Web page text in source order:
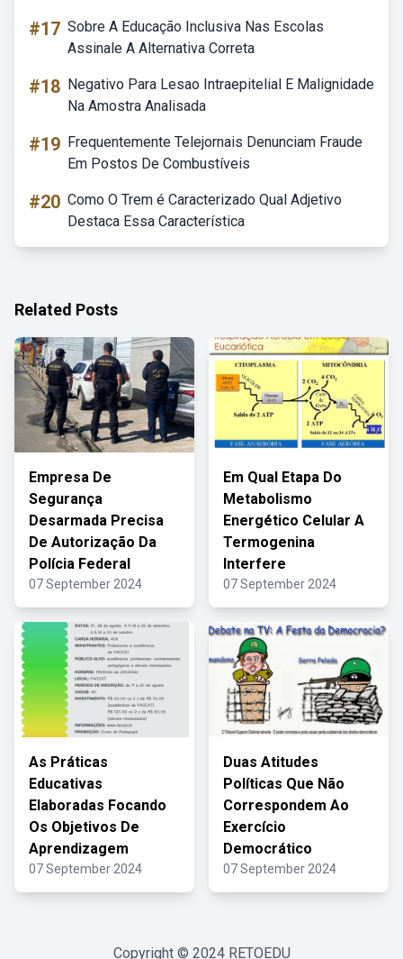
#17 Sobre A Educação Inclusiva Nas Escolas
Assinale A Alternativa Correta
#18 Negativo Para Lesao Intraepitelial E Malignidade
Na Amostra Analisada
#19 Frequentemente Telejornais Denunciam Fraude
Em Postos De Combustíveis
#20 Como O Trem é Caracterizado Qual Adjetivo
Destaca Essa Característica
Related Posts
Empresa De
Segurança
Desarmada Precisa
De Autorização Da
Polícia Federal
07 September 2024
Em Qual Etapa Do
Metabolismo
Energético Celular A
Termogenina
Interfere
07 September 2024
As Práticas
Educativas
Elaboradas Focando
Os Objetivos De
Aprendizagem
07 September 2024
Duas Atitudes
Políticas Que Não
Correspondem Ao
Exercício
Democrático
07 September 2024
Copyright © 2024 RETOEDU